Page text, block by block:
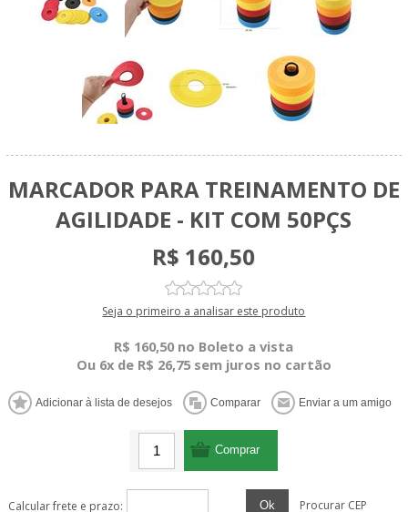
MARCADOR PARA TREINAMENTO DE
AGILIDADE - KIT COM 50PÇS
R$ 160,50
Seja o primeiro a analisar este produto
R$ 160,50 no Boleto a vista
Ou 6x de R$ 26,75 sem juros no cartão
Calcular frete e prazo: Ok Procurar CEP